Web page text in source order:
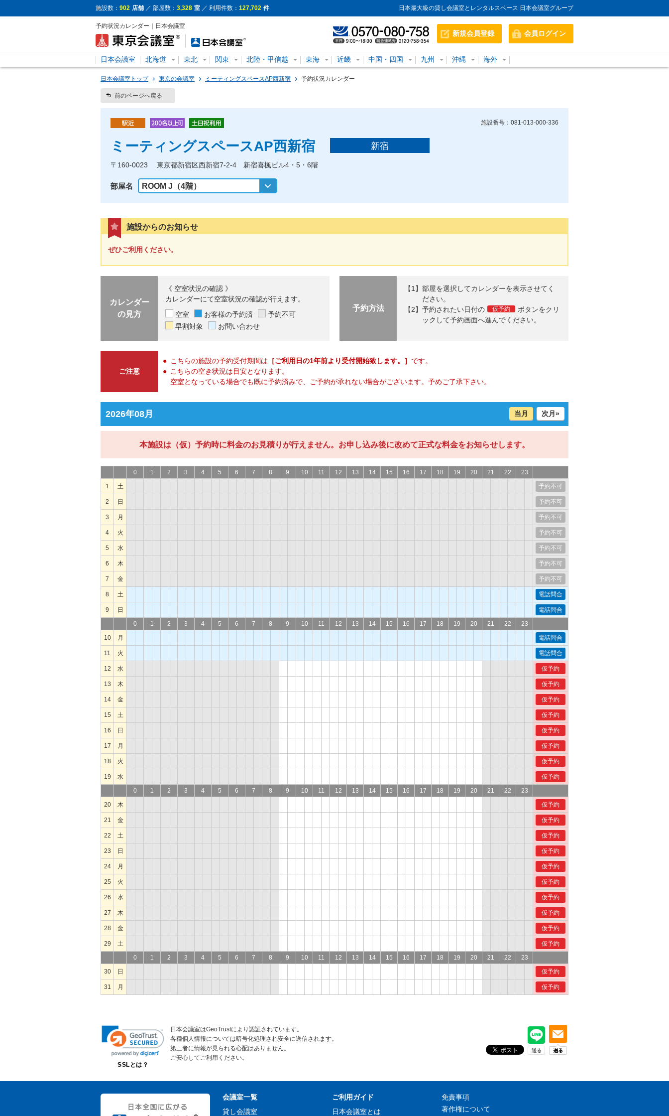
施設数： 902 店舗 ／ 部屋数： 3,328 室 ／ 利用件数： 127,702 件 日本最大級の貸し会議室とレンタルスペース 日本会議室グループ
予約状況カレンダー｜日本会議室
新規会員登録 会員ログイン
日本会議室 北海道 東北 関東 北陸・甲信越 東海 近畿 中国・四国 九州 沖縄 海外
日本会議室トップ 東京の会議室 ミーティングスペースAP西新宿 予約状況カレンダー
前のページへ戻る
施設番号：081-013-000-336
ミーティングスペースAP西新宿 新宿
〒160-0023 東京都新宿区西新宿7-2-4 新宿喜楓ビル4・5・6階
部屋名
施設からのお知らせ
ぜひご利用ください。
カレンダー
の見方
《 空室状況の確認 》
カレンダーにて空室状況の確認が行えます。
空室
お客様の予約済
予約不可
早割対象
お問い合わせ
予約方法
部屋を選択してカレンダーを表示させてく
ださい。
予約されたい日付の
仮予約
ボタンをクリ
ックして予約画面へ進んでください。
ご注意
こちらの施設の予約受付期間は ［ご利用日の1年前より受付開始致します。］ です。
こちらの空き状況は目安となります。
空室となっている場合でも既に予約済みで、ご予約が承れない場合がございます。予めご了承下さい。
2026年08月 当月 次月»
本施設は（仮）予約時に料金のお見積りが行えません。お申し込み後に改めて正式な料金をお知らせします。
0 1 2 3 4 5 6 7 8 9 10 11 12 13 14 15 16 17 18 19 20 21 22
23
1
土 予約不可
2 日 予約不可
3 月 予約不可
4 火 予約不可
5 水 予約不可
6 木 予約不可
7 金 予約不可
8 土 電話問合
9 日
電話問合
0
1 2 3 4 5 6 7 8 9 10 11 12 13 14 15 16 17 18 19 20 21 22
23
10
月 電話問合
11 火 電話問合
12 水 仮予約
13 木 仮予約
14 金 仮予約
15 土 仮予約
16 日 仮予約
17 月 仮予約
18 火 仮予約
19 水
仮予約
0
1 2 3 4 5 6 7 8 9 10 11 12 13 14 15 16 17 18 19 20 21 22
23
20
木 仮予約
21 金 仮予約
22 土 仮予約
23 日 仮予約
24 月 仮予約
25 火 仮予約
26 水 仮予約
27 木 仮予約
28 金 仮予約
29 土
仮予約
0
1 2 3 4 5 6 7 8 9 10 11 12 13 14 15 16 17 18 19 20 21 22
23
30
日 仮予約
31 月 仮予約
SSLとは？
日本会議室はGeoTrustにより認証されています。
各種個人情報については暗号化処理され安全に送信されます。
第三者に情報が見られる心配はありません。
ご安心してご利用ください。
会議室一覧
貸し会議室
ご利用ガイド
日本会議室とは
免責事項
著作権について